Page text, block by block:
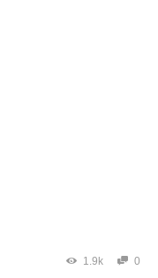
1.9k 0